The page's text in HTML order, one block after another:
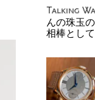
Talking
んの珠玉
相棒とし